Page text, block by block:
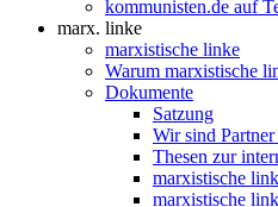
kommunisten.de auf
marx. linke
marxistische linke
Warum marxistische
Dokumente
Satzung
Wir sind
Thesen zur
marxistische
marxistische